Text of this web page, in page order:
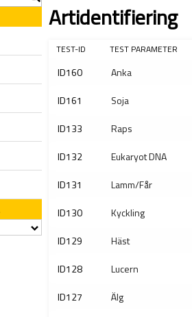
Artidentifiering
TEST-ID TEST PARAMETER
ID160 Anka
ID161
Soja
ID133
Raps
ID132
Eukaryot DNA
ID131
Lamm/Får
ID130
Kyckling
ID129
Häst
ID128
Lucern
ID127
Älg